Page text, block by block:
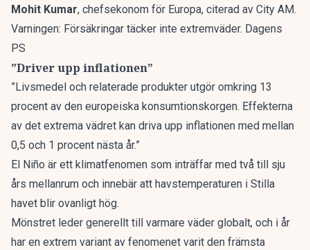
Mohit Kumar, chefsekonom för Europa, citerad av City AM.
Varningen: Försäkringar täcker inte extremväder. Dagens
PS
”Driver upp inflationen”
”Livsmedel och relaterade produkter utgör omkring 13
procent av den europeiska konsumtionskorgen. Effekterna
av det extrema vädret kan driva upp inflationen med mellan
0,5 och 1 procent nästa år.”
El Niño är ett klimatfenomen som inträffar med två till sju
års mellanrum och innebär att havstemperaturen i Stilla
havet blir ovanligt hög.
Mönstret leder generellt till varmare väder globalt, och i år
har en extrem variant av fenomenet varit den främsta